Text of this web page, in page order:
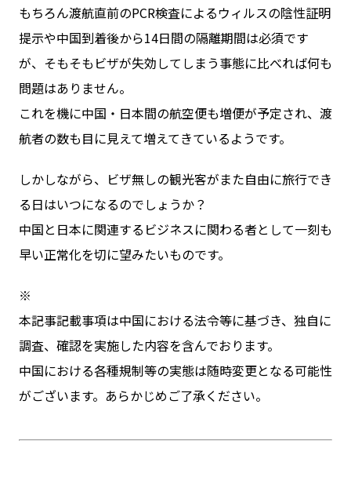
もちろん渡航直前のPCR検査によるウィルスの陰性証明
提示や中国到着後から14日間の隔離期間は必須です
が、そもそもビザが失効してしまう事態に比べれば何も
問題はありません。
これを機に中国・日本間の航空便も増便が予定され、渡
航者の数も目に見えて増えてきているようです。
しかしながら、ビザ無しの観光客がまた自由に旅行でき
る日はいつになるのでしょうか？
中国と日本に関連するビジネスに関わる者として一刻も
早い正常化を切に望みたいものです。
※
本記事記載事項は中国における法令等に基づき、独自に
調査、確認を実施した内容を含んでおります。
中国における各種規制等の実態は随時変更となる可能性
がございます。あらかじめご了承ください。